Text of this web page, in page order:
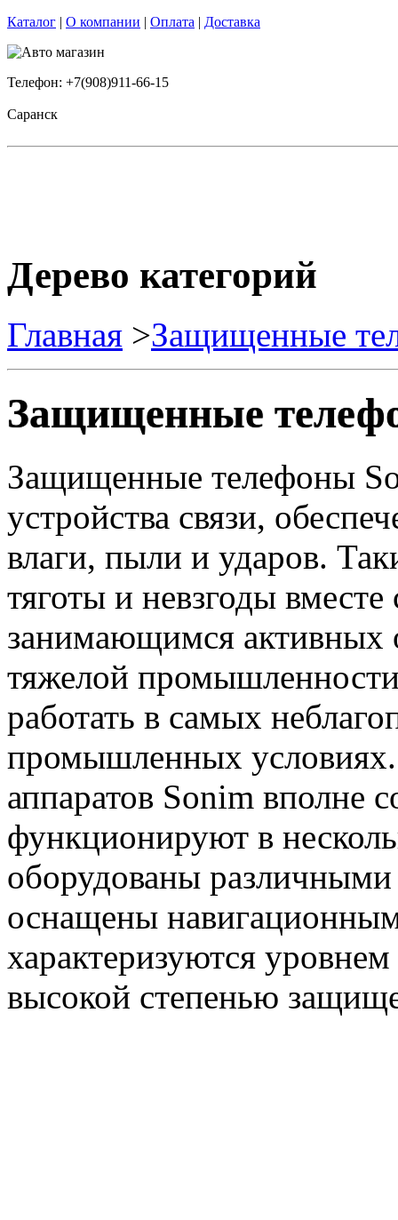
Каталог | О компании | Оплата | Доставка
Телефон: +7(908)911-66-15
Саранск
Дерево категорий
Главная >Защищенные
Защищенные
Защищенные телефоны
устройства связи,
влаги, пыли и ударов.
тяготы и невзгоды
занимающимся
тяжелой
работать в самых
промышленных
аппаратов Sonim вполне
функционируют в
оборудованы
оснащены
характеризуются
высокой степенью